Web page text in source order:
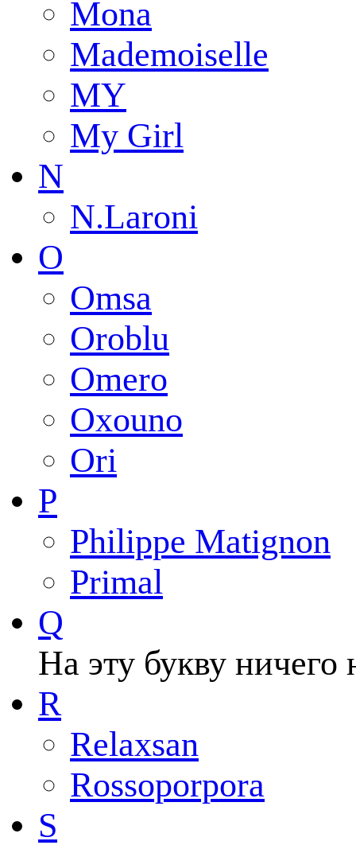
Mona
Mademoiselle
MY
My Girl
N
N.Laroni
O
Omsa
Oroblu
Omero
Oxouno
Ori
P
Philippe Matignon
Primal
Q
На эту букву ничего
R
Relaxsan
Rossoporpora
S